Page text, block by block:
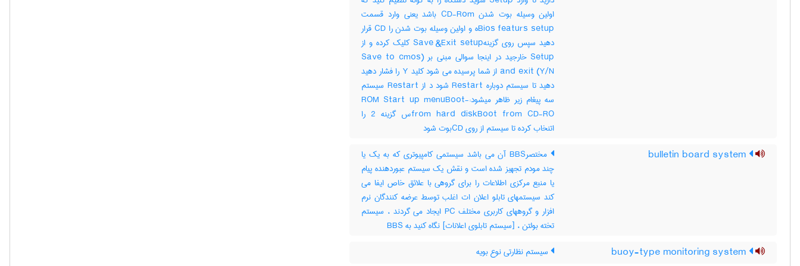
اولین وسیله بوت شدن CD-Rom باشد یعنی وارد قسمت
Bios featurs setupه و اولین وسیله بوت شدن را CD قرار
دهید سپس روی گزینهSave &Exit setup کلیک کرده و از
Setup خارجید در اینجا سوالی مبنی بر (Save to cmos
and exit (Y/N از شما پرسیده می شود کلید Y را فشار دهید
دهید تا سیستم دوباره Restart شود د از Restart سیستم
سه پیغام زیر ظاهر میشود:-ROM Start up menuBoot
from hard diskBoot from CD-ROس گزینه 2 را
اتنخاب کرده تا سیستم از روی CDبوت شود
مختصرBBS آن می باشد سیستمی کامپیوتری که به یک یا
چند مودم تجهیز شده است و نقش یک سیستم عبوردهنده پیام
یا منبع مرکزی اطلاعات را برای گروهی با علائق خاص ایفا می
کند سیستمهای تابلو اعلان ات اغلب توسط عرضه کنندگان نرم
افزار و گروههای کاربری مختلف PC ایجاد می گردند ، سیستم
تخته بولتن ، [سیستم تابلوی اعلانات] نگاه کنید به ‎ BBS
سیستم نظارتی نوع بویه